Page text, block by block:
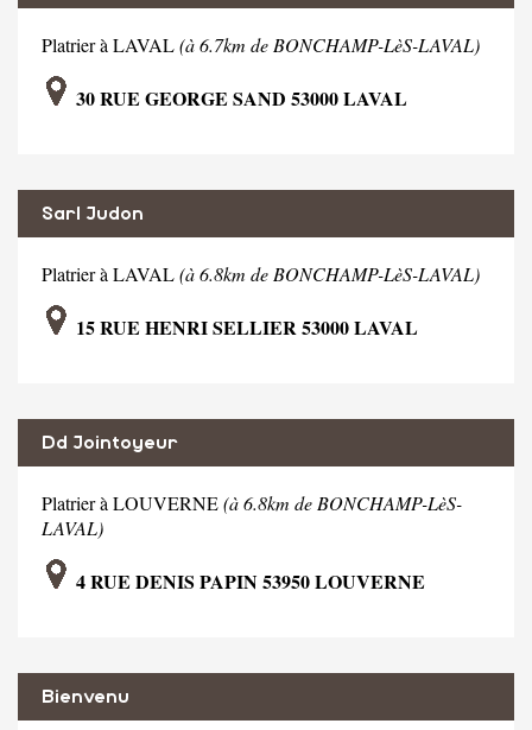
Platrier à LAVAL(à 6.7km de BONCHAMP-LèS-LAVAL)
30 RUE GEORGE SAND 53000 LAVAL
Sarl Judon
Platrier à LAVAL(à 6.8km de BONCHAMP-LèS-LAVAL)
15 RUE HENRI SELLIER 53000 LAVAL
Dd Jointoyeur
Platrier à LOUVERNE(à 6.8km de BONCHAMP-LèS-
LAVAL)
4 RUE DENIS PAPIN 53950 LOUVERNE
Bienvenu